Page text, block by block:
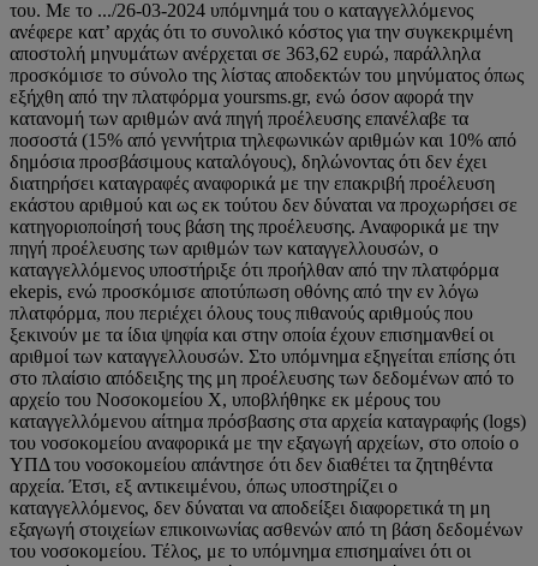
του. Με το .../26-03-2024 υπόμνημά του ο καταγγελλόμενος
ανέφερε κατ’ αρχάς ότι το συνολικό κόστος για την συγκεκριμένη
αποστολή μηνυμάτων ανέρχεται σε 363,62 ευρώ, παράλληλα
προσκόμισε το σύνολο της λίστας αποδεκτών του μηνύματος όπως
εξήχθη από την πλατφόρμα yoursms.gr, ενώ όσον αφορά την
κατανομή των αριθμών ανά πηγή προέλευσης επανέλαβε τα
ποσοστά (15% από γεννήτρια τηλεφωνικών αριθμών και 10% από
δημόσια προσβάσιμους καταλόγους), δηλώνοντας ότι δεν έχει
διατηρήσει καταγραφές αναφορικά με την επακριβή προέλευση
εκάστου αριθμού και ως εκ τούτου δεν δύναται να προχωρήσει σε
κατηγοριοποίησή τους βάση της προέλευσης. Αναφορικά με την
πηγή προέλευσης των αριθμών των καταγγελλουσών, ο
καταγγελλόμενος υποστήριξε ότι προήλθαν από την πλατφόρμα
ekepis, ενώ προσκόμισε αποτύπωση οθόνης από την εν λόγω
πλατφόρμα, που περιέχει όλους τους πιθανούς αριθμούς που
ξεκινούν με τα ίδια ψηφία και στην οποία έχουν επισημανθεί οι
αριθμοί των καταγγελλουσών. Στο υπόμνημα εξηγείται επίσης ότι
στο πλαίσιο απόδειξης της μη προέλευσης των δεδομένων από το
αρχείο του Νοσοκομείου Χ, υποβλήθηκε εκ μέρους του
καταγγελλόμενου αίτημα πρόσβασης στα αρχεία καταγραφής (logs)
του νοσοκομείου αναφορικά με την εξαγωγή αρχείων, στο οποίο ο
ΥΠΔ του νοσοκομείου απάντησε ότι δεν διαθέτει τα ζητηθέντα
αρχεία. Έτσι, εξ αντικειμένου, όπως υποστηρίζει ο
καταγγελλόμενος, δεν δύναται να αποδείξει διαφορετικά τη μη
εξαγωγή στοιχείων επικοινωνίας ασθενών από τη βάση δεδομένων
του νοσοκομείου. Τέλος, με το υπόμνημα επισημαίνει ότι οι